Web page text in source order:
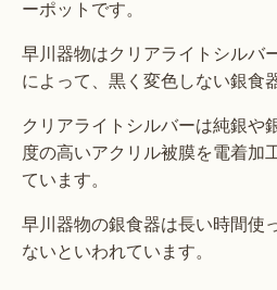
ーポットです。
早川器物はクリアライトシルバ
によって、黒く変色しない銀食
クリアライトシルバーは純銀や
度の高いアクリル被膜を電着加
ています。
早川器物の銀食器は長い時間使
ないといわれています。